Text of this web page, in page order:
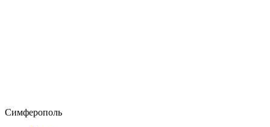
Симферополь